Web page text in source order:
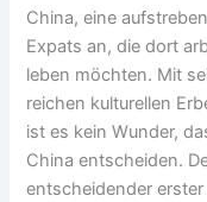
China, eine
Expats an, die dort
leben möchten. Mit
reichen kulturellen
ist es kein Wunder,
China entscheiden.
entscheidender erster